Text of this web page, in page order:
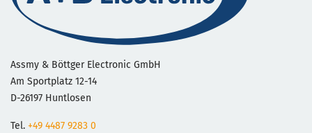
Assmy & Böttger Electronic GmbH
Am Sportplatz 12-14
D-26197 Huntlosen
Tel. +49 4487 9283 0